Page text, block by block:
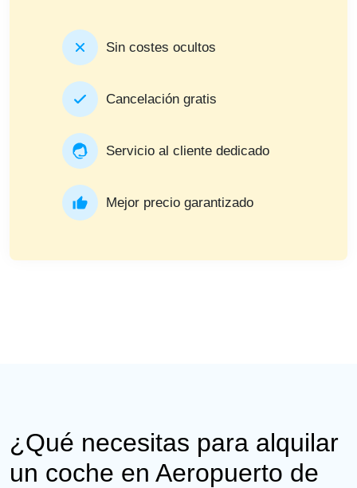
Sin costes ocultos
Cancelación gratis
Servicio al cliente dedicado
Mejor precio garantizado
¿Qué necesitas para alquilar
un coche en Aeropuerto de